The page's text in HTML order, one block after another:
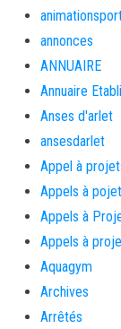
annonces
ANNUAIRE
Annuaire
Anses d'arlet
ansesdarlet
Appel à
Appels à
Appels à
Appels à
Aquagym
Archives
Arrêtés